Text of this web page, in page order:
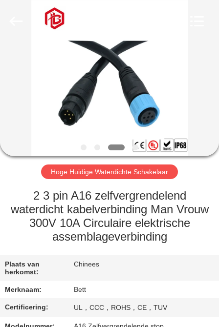
PRODUCTEN
ONGEVEER
FABRIEKSREIS
KWALITEITSCONTROLE
SITEMAP
POLICY
Hoge Huidige Waterdichte Schakelaar
2 3 pin A16 zelfvergrendelend
waterdicht kabelverbinding Man Vrouw
300V 10A Circulaire elektrische
assemblageverbinding
Plaats van
herkomst:
Chinees
Merknaam: Bett
Certificering: UL，CCC，ROHS，CE，TUV